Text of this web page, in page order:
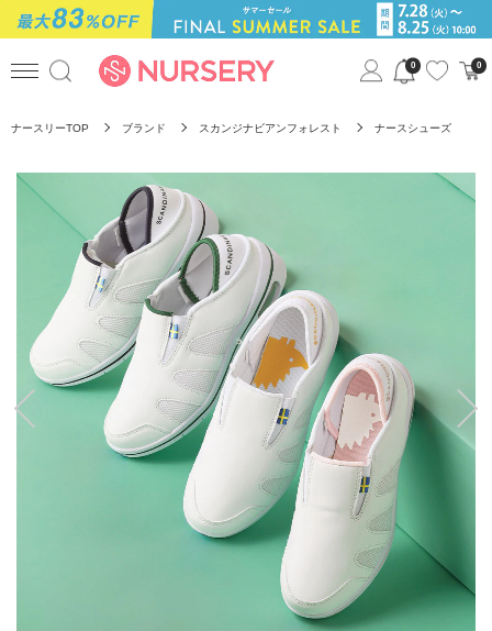
0 0
ナースリーTOP ブランド スカンジナビアンフォレスト ナースシューズ